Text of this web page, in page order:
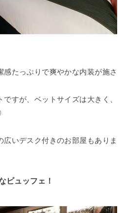
感たっぷりで爽やかな内装が施さ
すが、ベットサイズは大きく、
広いデスク付きのお部屋もありま
ビュッフェ！